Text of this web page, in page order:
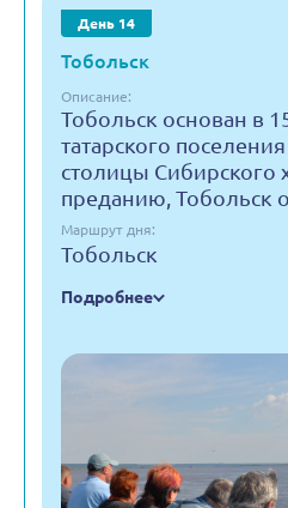
День 14
Тобольск
Описание:
Тобольск основан в
татарского
столицы Сибирского
преданию, Тобольск
Маршрут дня:
Тобольск
Подробнее